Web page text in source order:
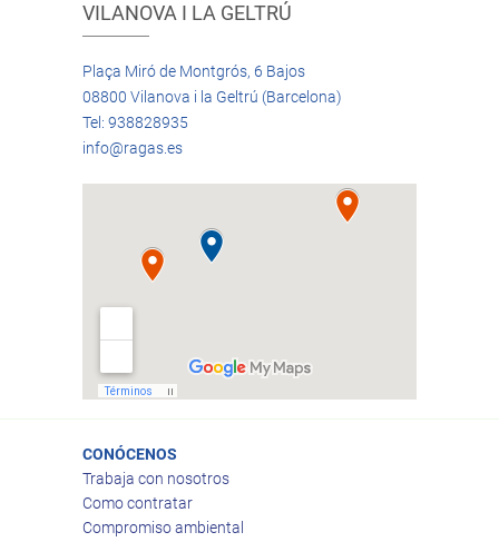
VILANOVA I LA GELTRÚ
Plaça Miró de Montgrós, 6 Bajos
08800 Vilanova i la Geltrú (Barcelona)
Tel: 938828935
info@ragas.es
CONÓCENOS
Trabaja con nosotros
Como contratar
Compromiso ambiental